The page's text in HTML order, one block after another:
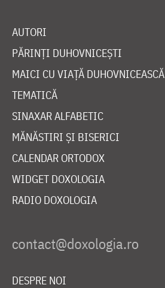
AUTORI
PĂRINȚI DUHOVNICEȘTI
MAICI CU VIAȚĂ DUHOVNICEASCĂ
TEMATICĂ
SINAXAR ALFABETIC
MĂNĂSTIRI ȘI BISERICI
CALENDAR ORTODOX
WIDGET DOXOLOGIA
RADIO DOXOLOGIA
DESPRE NOI